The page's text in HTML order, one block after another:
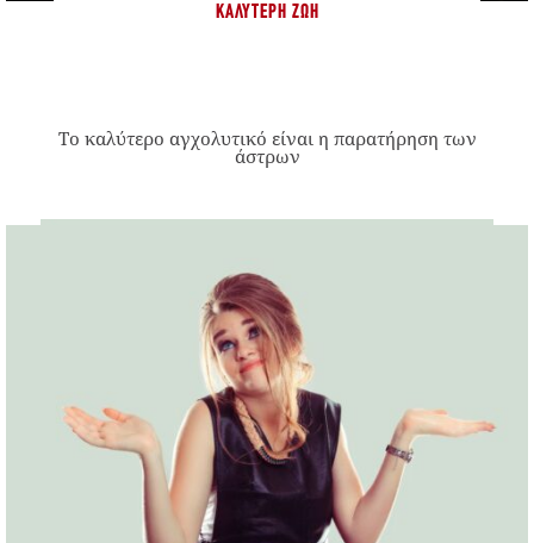
ΚΑΛΎΤΕΡΗ ΖΩΉ
Το καλύτερο αγχολυτικό είναι η παρατήρηση των
άστρων